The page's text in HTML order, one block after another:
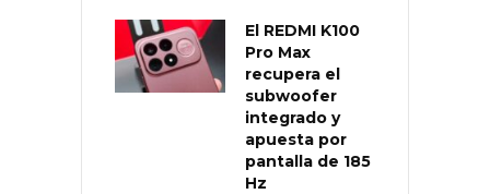
El REDMI K100
Pro Max
recupera el
subwoofer
integrado y
apuesta por
pantalla de 185
Hz